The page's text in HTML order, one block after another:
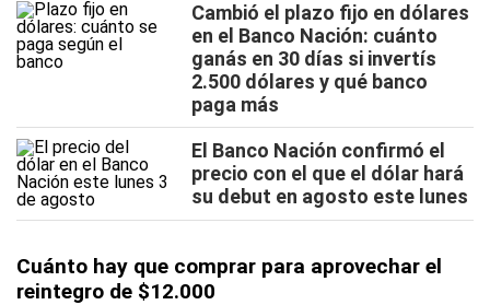
Cambió el plazo fijo en dólares
en el Banco Nación: cuánto
ganás en 30 días si invertís
2.500 dólares y qué banco
paga más
El Banco Nación confirmó el
precio con el que el dólar hará
su debut en agosto este lunes
Cuánto hay que comprar para aprovechar el
reintegro de $12.000